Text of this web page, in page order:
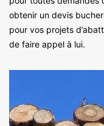
obtenir un devis
pour vos projets
de faire appel à lui.